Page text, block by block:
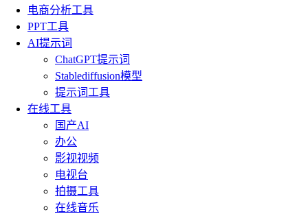
电商分析工具
PPT工具
AI提示词
ChatGPT提示词
Stablediffusion模型
提示词工具
在线工具
国产AI
办公
影视视频
电视台
拍摄工具
在线音乐